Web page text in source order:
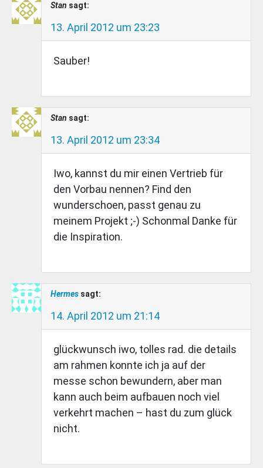
Stan sagt:
13. April 2012 um 23:23
Sauber!
Stan sagt:
13. April 2012 um 23:34
Iwo, kannst du mir einen Vertrieb für
den Vorbau nennen? Find den
wunderschoen, passt genau zu
meinem Projekt ;-) Schonmal Danke für
die Inspiration.
Hermes sagt:
14. April 2012 um 21:14
glückwunsch iwo, tolles rad. die details
am rahmen konnte ich ja auf der
messe schon bewundern, aber man
kann auch beim aufbauen noch viel
verkehrt machen – hast du zum glück
nicht.